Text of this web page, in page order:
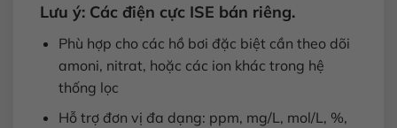
Lưu ý: Các điện cực ISE bán riêng.
Phù hợp cho các hồ bơi đặc biệt cần theo dõi
amoni, nitrat, hoặc các ion khác trong hệ
thống lọc
Hỗ trợ đơn vị đa dạng: ppm, mg/L, mol/L, %,